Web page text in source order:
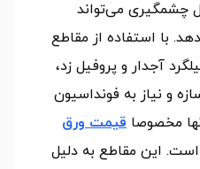
می‌تواند
با استفاده از مقاطع
آجدار و پروفیل زد،
و نیاز به فونداسیون
مخصوصا قیمت ورق
است. این مقاطع به دلیل